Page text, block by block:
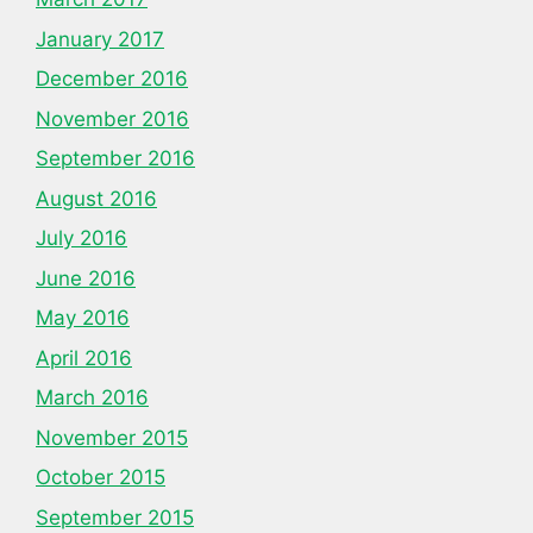
January 2017
December 2016
November 2016
September 2016
August 2016
July 2016
June 2016
May 2016
April 2016
March 2016
November 2015
October 2015
September 2015